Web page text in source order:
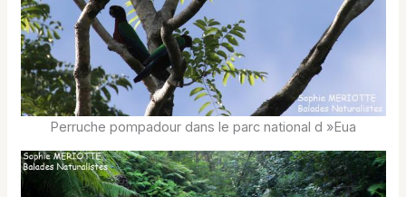
Perruche pompadour dans le parc national d »Eua